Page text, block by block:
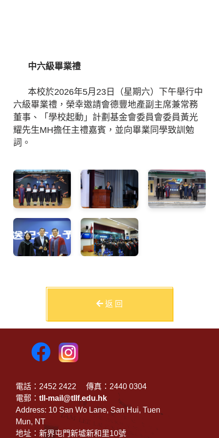
中六級畢業禮
本校於2026年5月23日（星期六）下午舉行中
六級畢業禮，榮幸邀請會德豐地產副主席兼常務
董事、「學校起動」計劃基金會委員會委員黃光
耀先生MH擔任主禮嘉賓，並向畢業同學致訓勉
詞。
返 回
Address: 10 San Wo Lane, San Hui, Tuen
Mun, NT
地址：新界屯門新墟新和里10號
電話：2452 2422
傳真：2440 0304
電郵： tll-mail@tllf.edu.hk